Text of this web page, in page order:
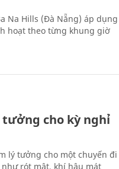
Na Hills (Đà Nẵng) áp dụng
hoạt theo từng khung giờ
tưởng cho kỳ nghỉ
lý tưởng cho một chuyến đi
rót mật, khí hậu mát